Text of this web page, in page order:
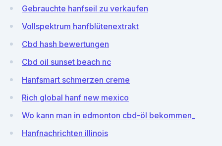
Gebrauchte hanfseil zu verkaufen
Vollspektrum hanfblütenextrakt
Cbd hash bewertungen
Cbd oil sunset beach nc
Hanfsmart schmerzen creme
Rich global hanf new mexico
Wo kann man in edmonton cbd-öl bekommen_
Hanfnachrichten illinois